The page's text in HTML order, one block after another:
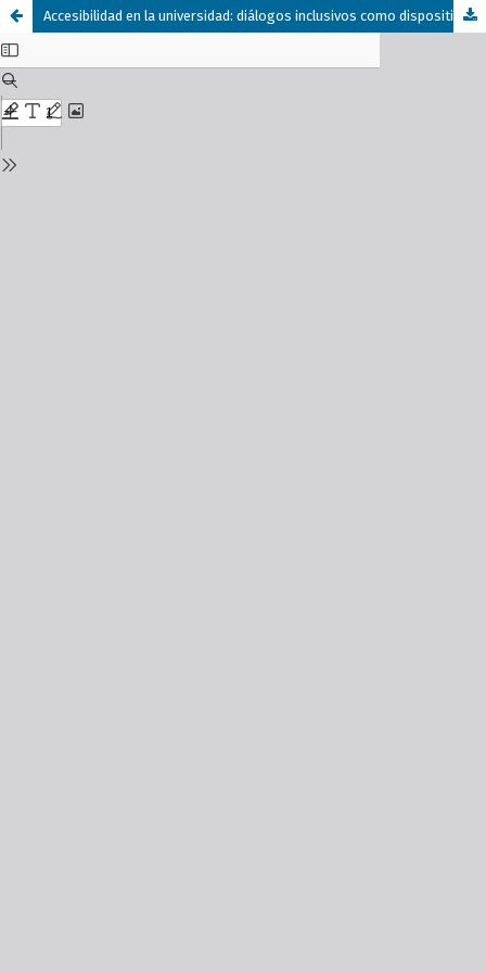
Accesibilidad en la universidad: diálogos inclusivos como dispositivo institucional.